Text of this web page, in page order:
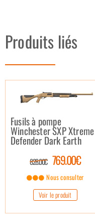
Produits liés
Fusils à pompe
Winchester SXP Xtreme
Defender Dark Earth
828.00€ 769.00€
Nous consulter
Voir le produit